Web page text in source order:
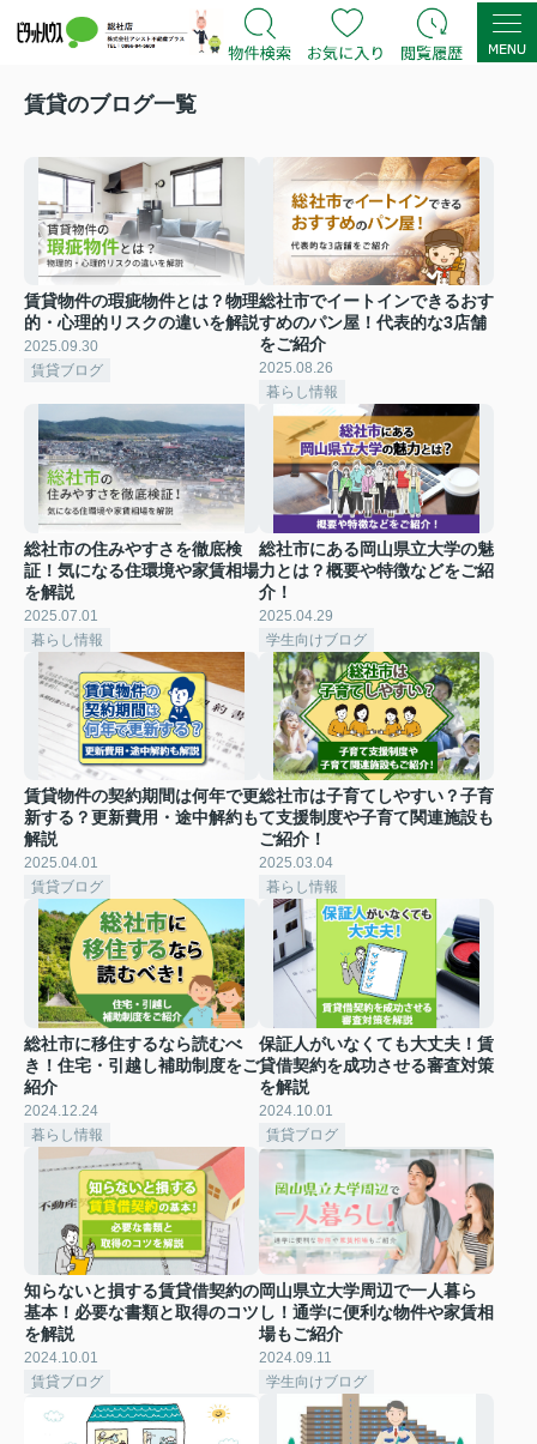
賃貸のブログ一覧
賃貸物件の瑕疵物件とは？物理
的・心理的リスクの違いを解説
2025.09.30
賃貸ブログ
総社市でイートインできるおす
すめのパン屋！代表的な3店舗
をご紹介
2025.08.26
暮らし情報
総社市の住みやすさを徹底検
証！気になる住環境や家賃相場
を解説
2025.07.01
暮らし情報
総社市にある岡山県立大学の魅
力とは？概要や特徴などをご紹
介！
2025.04.29
学生向けブログ
賃貸物件の契約期間は何年で更
新する？更新費用・途中解約も
解説
2025.04.01
賃貸ブログ
総社市は子育てしやすい？子育
て支援制度や子育て関連施設も
ご紹介！
2025.03.04
暮らし情報
総社市に移住するなら読むべ
き！住宅・引越し補助制度をご
紹介
2024.12.24
暮らし情報
保証人がいなくても大丈夫！賃
貸借契約を成功させる審査対策
を解説
2024.10.01
賃貸ブログ
知らないと損する賃貸借契約の
基本！必要な書類と取得のコツ
を解説
2024.10.01
賃貸ブログ
岡山県立大学周辺で一人暮ら
し！通学に便利な物件や家賃相
場もご紹介
2024.09.11
学生向けブログ